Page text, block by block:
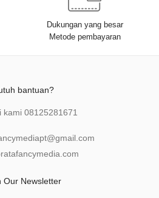
Dukungan yang besar
Metode pembayaran
bantuan?
kami 08125281671
.com
Our Newsletter